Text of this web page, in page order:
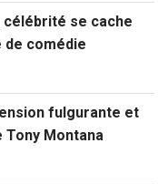
célébrité se cache
de comédie
fulgurante et
Tony Montana